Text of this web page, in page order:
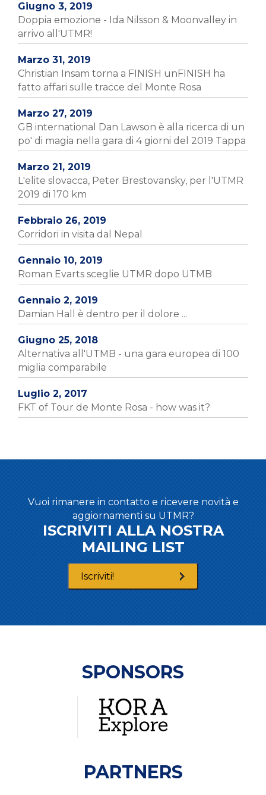
Giugno 3, 2019
Doppia emozione - Ida Nilsson & Moonvalley in
arrivo all'UTMR!
Marzo 31, 2019
Christian Insam torna a FINISH unFINISH ha
fatto affari sulle tracce del Monte Rosa
Marzo 27, 2019
GB international Dan Lawson è alla ricerca di un
po' di magia nella gara di 4 giorni del 2019 Tappa
Marzo 21, 2019
L'elite slovacca, Peter Brestovansky, per l'UTMR
2019 di 170 km
Febbraio 26, 2019
Corridori in visita dal Nepal
Gennaio 10, 2019
Roman Evarts sceglie UTMR dopo UTMB
Gennaio 2, 2019
Damian Hall è dentro per il dolore ...
Giugno 25, 2018
Alternativa all'UTMB - una gara europea di 100
miglia comparabile
Luglio 2, 2017
FKT of Tour de Monte Rosa - how was it?
Vuoi rimanere in contatto e ricevere novità e
aggiornamenti su UTMR?
ISCRIVITI ALLA NOSTRA
MAILING LIST
Iscriviti!
SPONSORS
PARTNERS